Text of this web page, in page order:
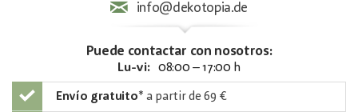
info@dekotopia.de
Puede contactar con nosotros:
Lu-vi: 08:00 – 17:00 h
Envío gratuito* a partir de 69 €